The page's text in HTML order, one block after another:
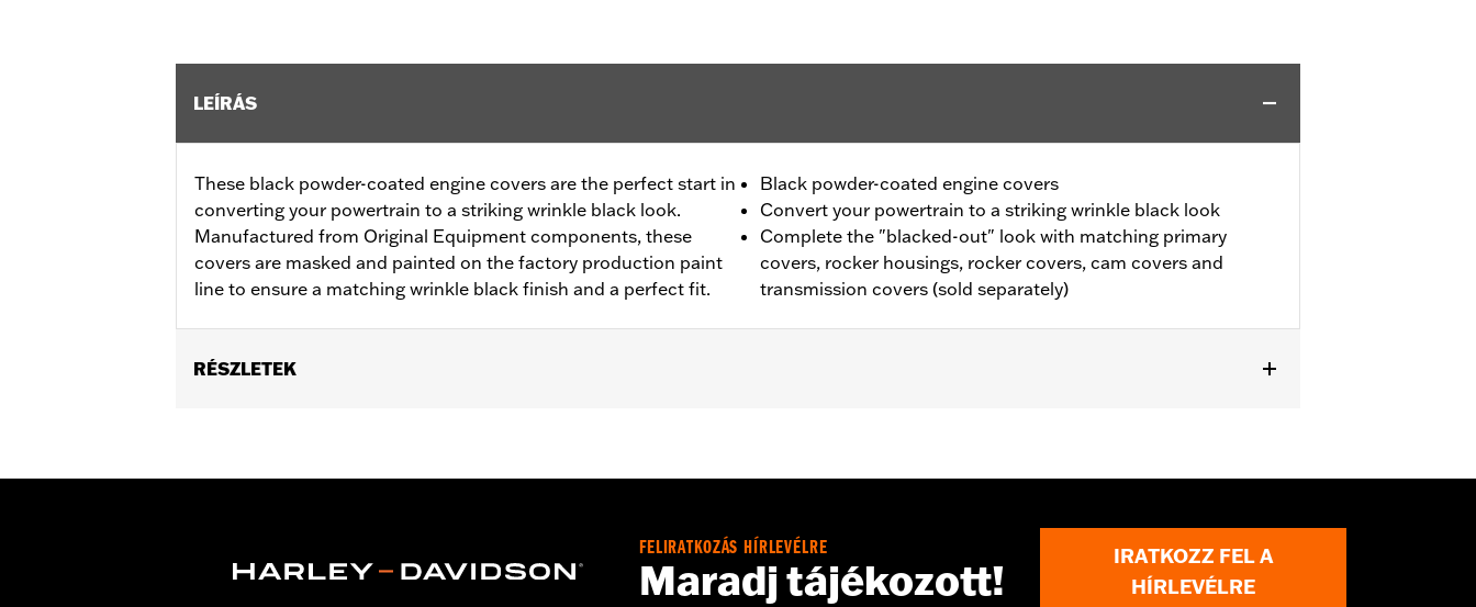
LEÍRÁS
These black powder-coated engine covers are the perfect start in
converting your powertrain to a striking wrinkle black look.
Manufactured from Original Equipment components, these
covers are masked and painted on the factory production paint
line to ensure a matching wrinkle black finish and a perfect fit.
Black powder-coated engine covers
Convert your powertrain to a striking wrinkle black look
Complete the "blacked-out" look with matching primary
covers, rocker housings, rocker covers, cam covers and
transmission covers (sold separately)
RÉSZLETEK
In the Box:Sprocket cover only
Removing and installing engine covers may require purchase of new gaskets. See dealer for information.
FELIRATKOZÁS HÍRLEVÉLRE
Maradj tájékozott!
IRATKOZZ FEL A
HÍRLEVÉLRE